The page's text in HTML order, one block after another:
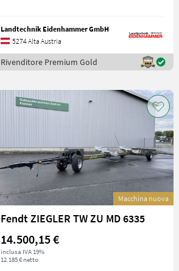
Landtechnik Eidenhammer GmbH
5274 Alta Austria
Rivenditore Premium Gold
Macchina nuova
Fendt ZIEGLER TW ZU MD 6335
14.500,15 €
inclusa IVA 19%
12.185 € netto